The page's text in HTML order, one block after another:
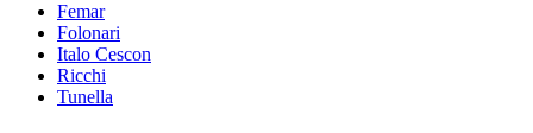
Femar
Folonari
Italo Cescon
Ricchi
Tunella